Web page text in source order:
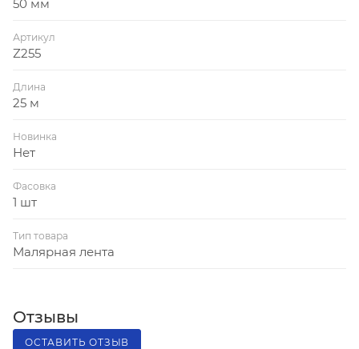
50 мм
Артикул
Z255
Длина
25 м
Новинка
Нет
Фасовка
1 шт
Тип товара
Малярная лента
Отзывы
ОСТАВИТЬ ОТЗЫВ